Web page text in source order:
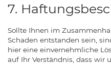
7.
Sollte Ihnen im
Schaden entstanden sein,
hier eine einvernehmliche
auf Ihr Verständnis, dass wir